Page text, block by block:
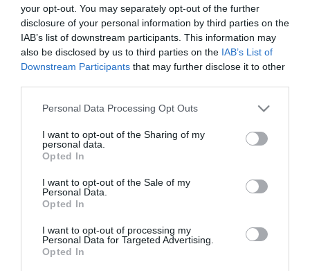
your opt-out. You may separately opt-out of the further
disclosure of your personal information by third parties on the
IAB’s list of downstream participants. This information may
also be disclosed by us to third parties on the IAB’s List of
Downstream Participants that may further disclose it to other
Please note that this website/app uses one or more Google
not limited to your visit or usage behaviour. You may click to
grant or deny consent to Google and its third-party tags to
use your data for below specified purposes in below Google
consent section.
Personal Data Processing Opt Outs
I want to opt-out of the Sharing of my
personal data.
Opted In
I want to opt-out of the Sale of my
Personal Data.
Opted In
I want to opt-out of processing my
Personal Data for Targeted Advertising.
Opted In